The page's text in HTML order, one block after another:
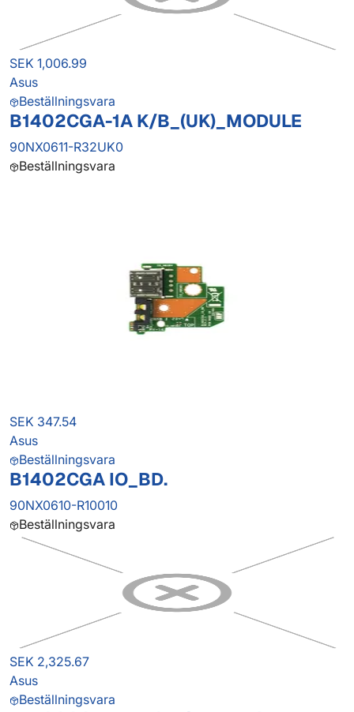
SEK 1,006.99
Asus
Beställningsvara
B1402CGA-1A K/B_(UK)_MODULE
90NX0611-R32UK0
Beställningsvara
SEK 347.54
Asus
Beställningsvara
B1402CGA IO_BD.
90NX0610-R10010
Beställningsvara
SEK 2,325.67
Asus
Beställningsvara